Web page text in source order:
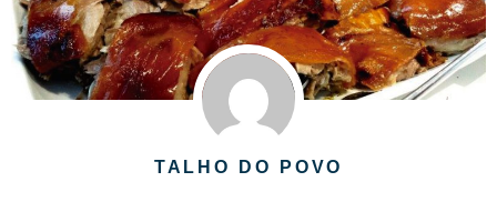
TALHO DO POVO